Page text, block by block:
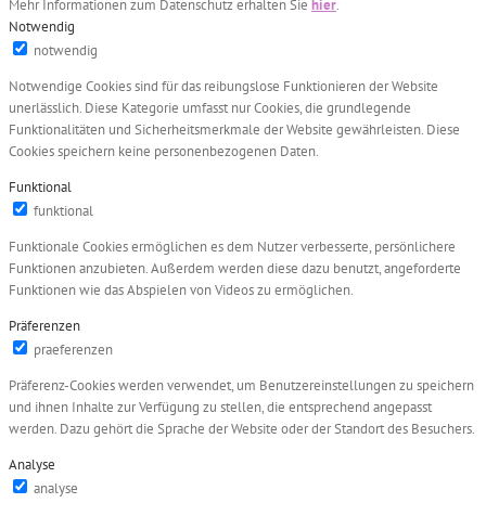
Mehr Informationen zum Datenschutz erhalten Sie hier.
Notwendig
notwendig
Notwendige Cookies sind für das reibungslose Funktionieren der Website
unerlässlich. Diese Kategorie umfasst nur Cookies, die grundlegende
Funktionalitäten und Sicherheitsmerkmale der Website gewährleisten. Diese
Cookies speichern keine personenbezogenen Daten.
Funktional
funktional
Funktionale Cookies ermöglichen es dem Nutzer verbesserte, persönlichere
Funktionen anzubieten. Außerdem werden diese dazu benutzt, angeforderte
Funktionen wie das Abspielen von Videos zu ermöglichen.
Präferenzen
praeferenzen
Präferenz-Cookies werden verwendet, um Benutzereinstellungen zu speichern
und ihnen Inhalte zur Verfügung zu stellen, die entsprechend angepasst
werden. Dazu gehört die Sprache der Website oder der Standort des Besuchers.
Analyse
analyse